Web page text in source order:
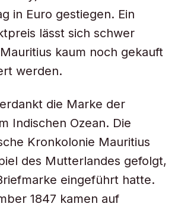
in Euro gestiegen. Ein
lässt sich schwer
kaum noch gekauft
werden.
die Marke der
Indischen Ozean. Die
Kronkolonie Mauritius
des Mutterlandes gefolgt,
eingeführt hatte.
1847 kamen auf